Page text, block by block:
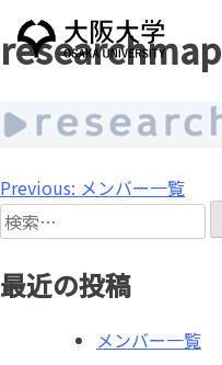
Skip
to
researchmap
投
稿
ナ
ビ
Previous: メンバー一覧
検
索:
最近の投稿
メンバー一覧